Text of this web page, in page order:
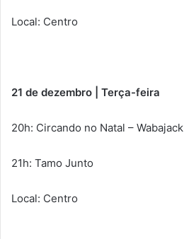
Local: Centro
21 de dezembro | Terça-feira
20h: Circando no Natal – Wabajack
21h: Tamo Junto
Local: Centro